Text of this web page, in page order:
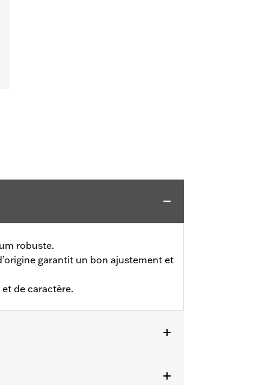
robuste.
garantit un bon ajustement et
de caractère.